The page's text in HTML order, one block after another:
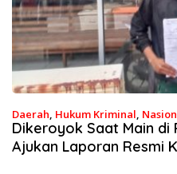
Daerah, Hukum Kriminal,
Dikeroyok Saat Main di
Ajukan Laporan Resmi